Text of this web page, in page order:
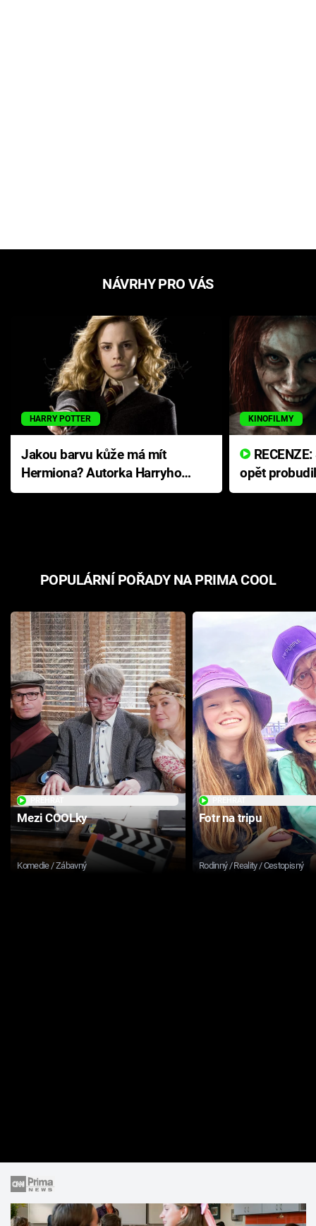
NÁVRHY PRO VÁS
HARRY POTTER
Jakou barvu kůže má mít
Hermiona? Autorka Harryho
Pottera přišla s ráznou
KINOFILMY
opět
přichází s
POPULÁRNÍ POŘADY NA PRIMA COOL
Mezi COOLky
Komedie / Zábavný
Fotr na tripu
Rodinný / Reality / Cestopisný